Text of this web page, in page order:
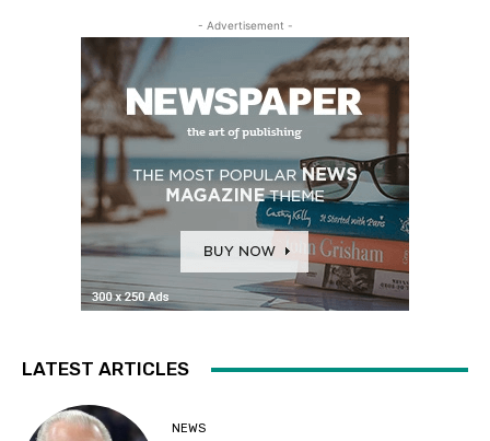
- Advertisement -
LATEST ARTICLES
NEWS